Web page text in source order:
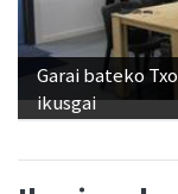
Garai bateko
ikusgai